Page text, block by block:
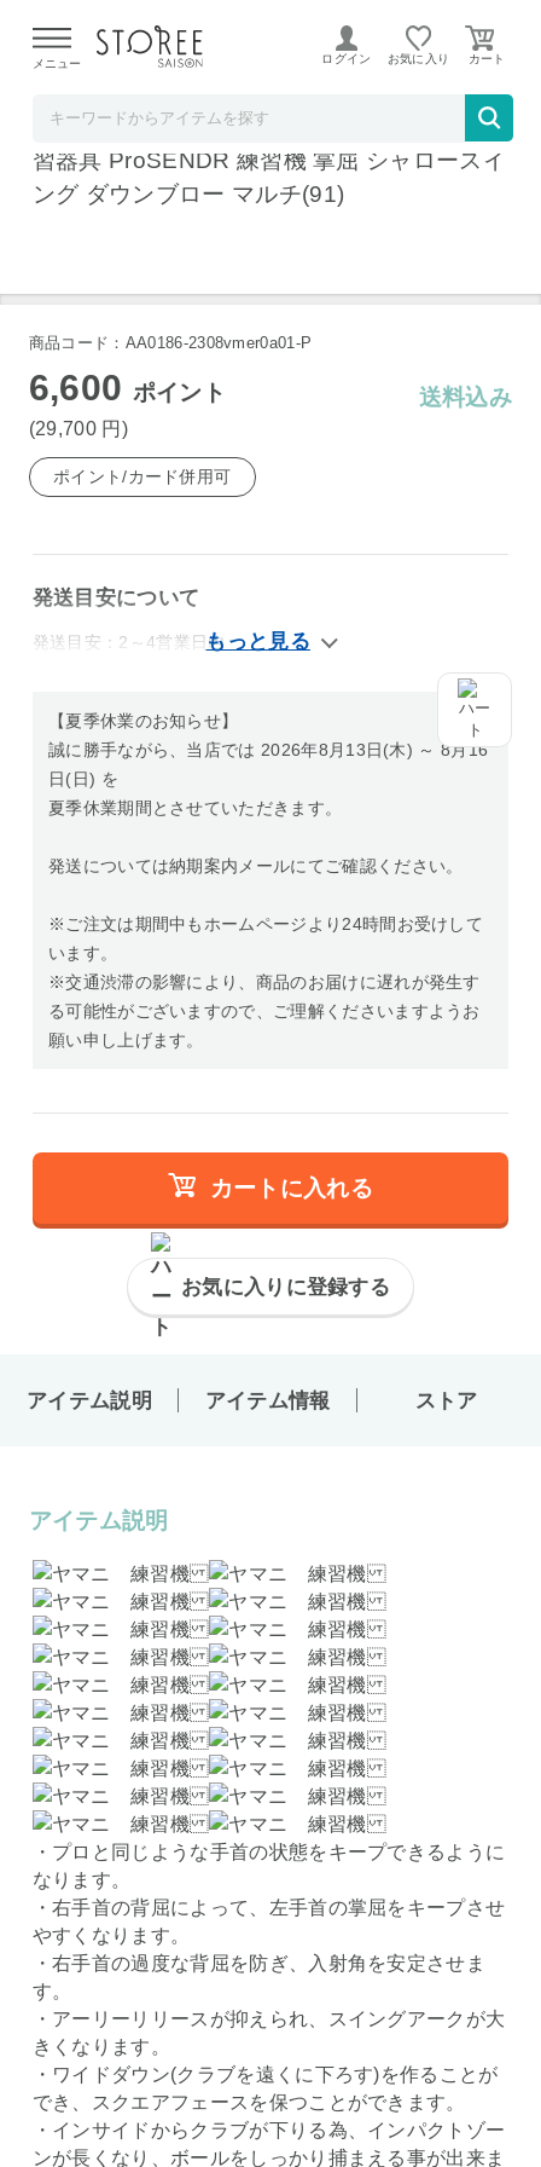
よる配送遅延が発生しております。
メニュー ログイン お気に入り
ヤマニ ゴルフ プロセンダー TRMZNT51 練
習器具 ProSENDR 練習機 掌屈 シャロースイ
ング ダウンブロー マルチ(91)
商品コード：AA0186-2308vmer0a01-P
6,600 ポイント
(29,700 円 )
送料込み
ポイント/カード併用可
発送目安について
発送目安：2～4営業日内
【夏季休業のお知らせ】
誠に勝手ながら、当店では 2026年8月13日(木) ～ 8月16
日(日) を
夏季休業期間とさせていただきます。
発送については納期案内メールにてご確認ください。
※ご注文は期間中もホームページより24時間お受けして
います。
※交通渋滞の影響により、商品のお届けに遅れが発生す
る可能性がございますので、ご理解くださいますようお
願い申し上げます。
カートに入れる
お気に入りに登録する
アイテム説明 アイテム情報 ストア
アイテム説明
・プロと同じような手首の状態をキープできるように
なります。
・右手首の背屈によって、左手首の掌屈をキープさせ
やすくなります。
・右手首の過度な背屈を防ぎ、入射角を安定させま
す。
・アーリーリリースが抑えられ、スイングアークが大
きくなります。
・ワイドダウン(クラブを遠くに下ろす)を作ることが
でき、スクエアフェースを保つことができます。
・インサイドからクラブが下りる為、インパクトゾー
ンが長くなり、ボールをしっかり捕まえる事が出来ま